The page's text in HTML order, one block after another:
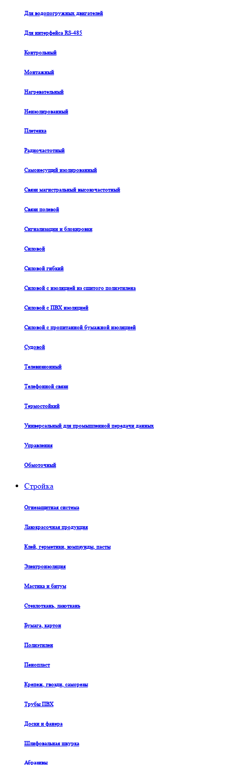
Для водопогружных двигателей
Для интерфейса RS-485
Контрольный
Монтажный
Нагревательный
Неизолированный
Плетенка
Радиочастотный
Самонесущий изолированный
Связи магистральный высокочастотный
Связи полевой
Сигнализации и блокировки
Силовой
Силовой гибкий
Силовой с изоляцией из сшитого полиэтилена
Силовой с ПВХ изоляцией
Силовой с пропитанной бумажной изоляцией
Судовой
Телевизионный
Телефонной связи
Термостойкий
Универсальный для промышленной передачи данных
Управления
Обмоточный
Стройка
Огнезащитная система
Лакокрасочная продукция
Клей, герметики, компаунды, пасты
Электроизоляция
Мастика и битум
Стеклоткань, лакоткань
Бумага, картон
Полиэтилен
Пенопласт
Крепеж, гвозди, саморезы
Трубы ПВХ
Доски и фанера
Шлифовальная шкурка
Абразивы